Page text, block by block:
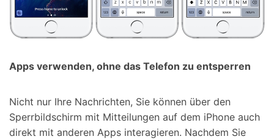
Apps verwenden, ohne das Telefon zu entsperren
Nicht nur Ihre Nachrichten, Sie können über den
Sperrbildschirm mit Mitteilungen auf dem iPhone auch
direkt mit anderen Apps interagieren. Nachdem Sie